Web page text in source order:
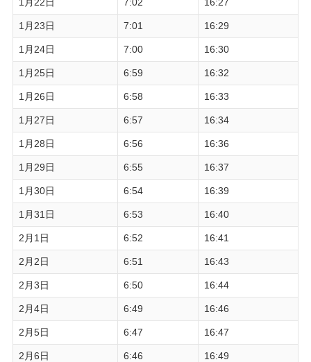
1月23日 7:01 16:29
1月24日 7:00 16:30
1月25日 6:59 16:32
1月26日 6:58 16:33
1月27日 6:57 16:34
1月28日 6:56 16:36
1月29日 6:55 16:37
1月30日 6:54 16:39
1月31日 6:53 16:40
2月1日 6:52 16:41
2月2日 6:51 16:43
2月3日 6:50 16:44
2月4日 6:49 16:46
2月5日 6:47 16:47
2月6日 6:46 16:49